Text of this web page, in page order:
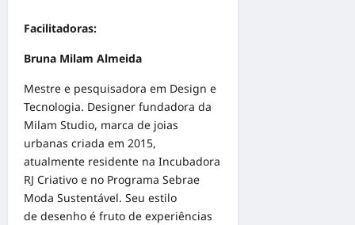
Facilitadoras:
Bruna Milam Almeida
Mestre e pesquisadora em Design e
Tecnologia. Designer fundadora da
Milam Studio, marca de joias
urbanas criada em 2015,
atualmente residente na Incubadora
RJ Criativo e no Programa Sebrae
Moda Sustentável. Seu estilo
de desenho é fruto de experiências